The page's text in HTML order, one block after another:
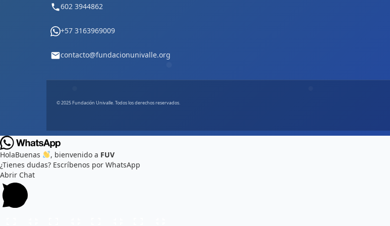
602 3944862
+57 3163969009
contacto@fundacionunivalle.org
© 2025 Fundación Univalle. Todos los derechos reservados.
HolaBuenas , bienvenido a FUV
¿Tienes dudas? Escríbenos por WhatsApp
Abrir Chat